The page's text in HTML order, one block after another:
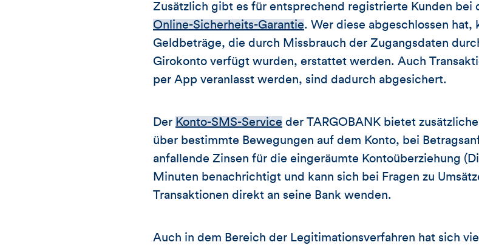
Zusätzlich gibt es für entsprechend registrierte Kunden bei
Online-Sicherheits-Garantie. Wer diese abgeschlossen hat,
Geldbeträge, die durch Missbrauch der Zugangsdaten
Girokonto verfügt wurden, erstattet werden. Auch
per App veranlasst werden, sind dadurch abgesichert.
Der Konto-SMS-Service der TARGOBANK bietet
über bestimmte Bewegungen auf dem Konto, bei
anfallende Zinsen für die eingeräumte Kontoüberziehung
Minuten benachrichtigt und kann sich bei Fragen zu
Transaktionen direkt an seine Bank wenden.
Auch in dem Bereich der Legitimationsverfahren hat sich